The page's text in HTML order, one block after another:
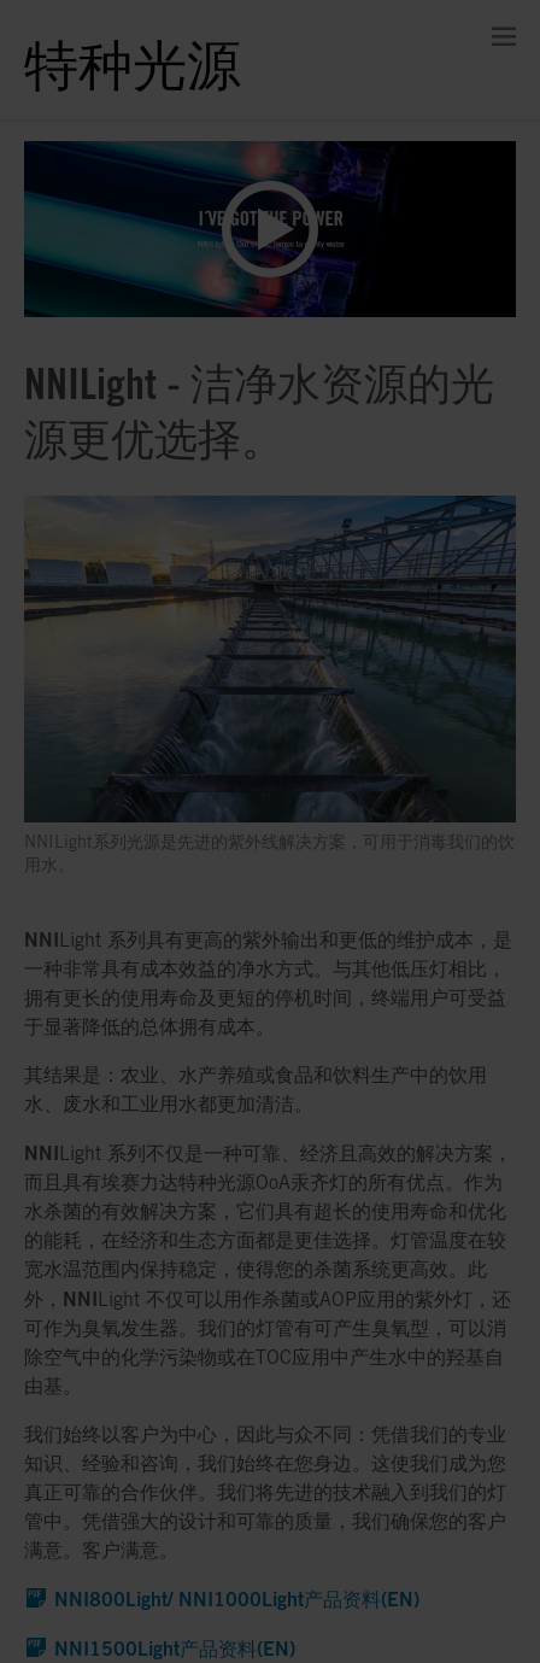
特种光源
NNILight - 洁净水资源的光
源更优选择。
NNILight系列光源是先进的紫外线解决方案，可用于消毒我们的饮
用水。
NNI Light 系列具有更高的紫外输出和更低的维护成本，是
一种非常具有成本效益的净水方式。与其他低压灯相比，
拥有更长的使用寿命及更短的停机时间，终端用户可受益
于显著降低的总体拥有成本。
其结果是：农业、水产养殖或食品和饮料生产中的饮用
水、废水和工业用水都更加清洁。
NNI Light 系列不仅是一种可靠、经济且高效的解决方案，
而且具有埃赛力达特种光源OoA汞齐灯的所有优点。作为
水杀菌的有效解决方案，它们具有超长的使用寿命和优化
的能耗，在经济和生态方面都是更佳选择。灯管温度在较
宽水温范围内保持稳定，使得您的杀菌系统更高效。此
外， NNI Light 不仅可以用作杀菌或AOP应用的紫外灯，还
可作为臭氧发生器。我们的灯管有可产生臭氧型，可以消
除空气中的化学污染物或在TOC应用中产生水中的羟基自
由基。
我们始终以客户为中心，因此与众不同：凭借我们的专业
知识、经验和咨询，我们始终在您身边。这使我们成为您
真正可靠的合作伙伴。我们将先进的技术融入到我们的灯
管中。凭借强大的设计和可靠的质量，我们确保您的客户
满意。客户满意。
NNI800Light/ NNI1000Light产品资料(EN)
NNI1500Light产品资料(EN)